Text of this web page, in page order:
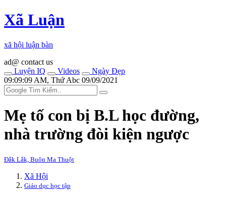
Xã Luận
xã hội luận bàn
ad@ contact us
Luyện IQ
Videos
Ngày Đẹp
09:09:09 AM, Thứ Abc 09/09/2021
Mẹ tố con bị B.L học đường,
nhà trường đòi kiện ngược
Đắk Lắk, Buôn Ma Thuột
Xã Hội
Giáo dục học tập